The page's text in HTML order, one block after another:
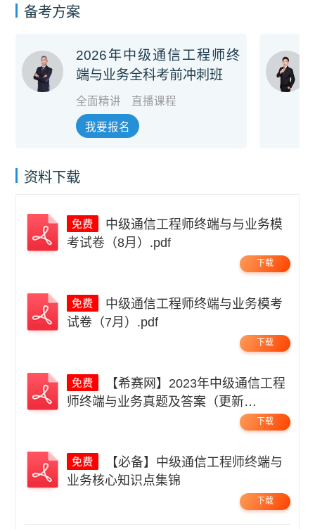
备考方案
2026年中级通信工程师终
端与业务全科考前冲刺班
全面精讲 直播课程
我要报名
资料下载
考试卷（8月）.pdf
下载
试卷（7月）.pdf
下载
师终端与业务真题及答案（更新
下载
业务核心知识点集锦
下载